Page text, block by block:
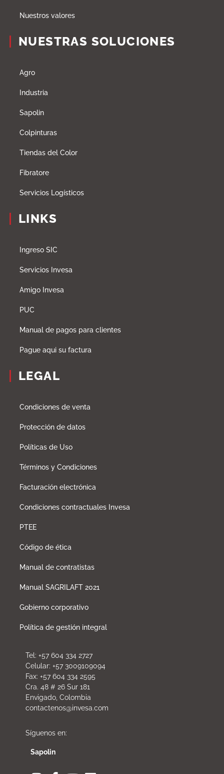
Nuestros valores
NUESTRAS SOLUCIONES
Agro
Industria
Sapolin
Colpinturas
Tiendas del Color
Fibratore
Servicios Logísticos
LINKS
Ingreso SIC
Servicios Invesa
Amigo Invesa
PUC
Manual de pagos para clientes
Pague aqui su factura
LEGAL
Condiciones de venta
Protección de datos
Políticas de Uso
Términos y Condiciones
Facturación electrónica
Condiciones contractuales Invesa
PTEE
Código de ética
Manual de contratistas
Manual SAGRILAFT 2021
Gobierno corporativo
Política de gestión integral
Tel: +57 604 334 2727
Celular: +57 3009109094
Fax: +57 604 334 2595
Cra. 48 # 26 Sur 181
Envigado, Colombia
contactenos@invesa.com
Síguenos en:
Sapolin